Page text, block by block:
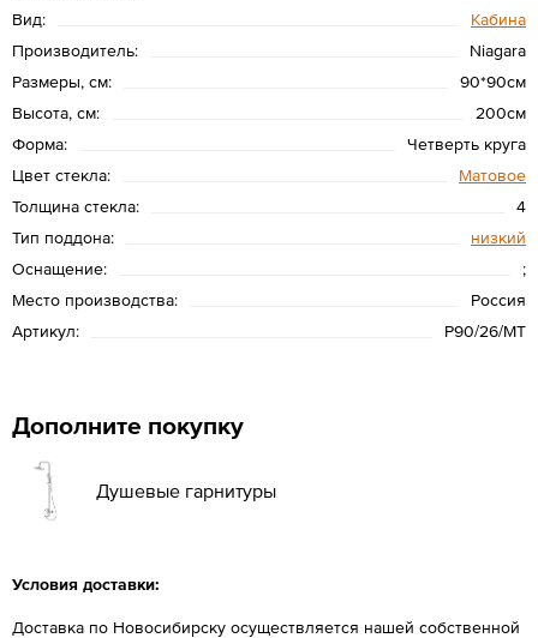
Вид:
Кабина
Производитель:
Niagara
Размеры, см:
90*90см
Высота, см:
200см
Форма:
Четверть круга
Цвет стекла:
Матовое
Толщина стекла:
4
Тип поддона:
низкий
Оснащение:
;
Место производства:
Россия
Артикул:
P90/26/MT
Дополните покупку
Душевые гарнитуры
Условия доставки:
Доставка по Новосибирску осуществляется нашей собственной